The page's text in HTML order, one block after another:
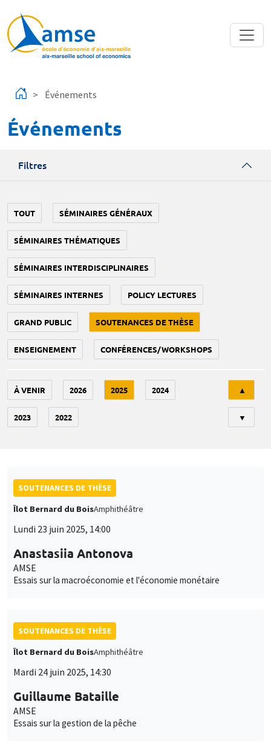
Événements
Événements
Filtres
TOUT SÉMINAIRES GÉNÉRAUX
SÉMINAIRES THÉMATIQUES
SÉMINAIRES INTERDISCIPLINAIRES
SÉMINAIRES INTERNES POLICY LECTURES
GRAND PUBLIC SOUTENANCES DE THÈSE
ENSEIGNEMENT CONFÉRENCES/WORKSHOPS
À VENIR 2026 2025 2024
2023 2022
▲
▼
SOUTENANCES DE THÈSE
Îlot Bernard du BoisAmphithéâtre
Lundi 23 juin 2025, 14:00
Anastasiia Antonova
AMSE
Essais sur la macroéconomie et l'économie monétaire
SOUTENANCES DE THÈSE
Îlot Bernard du BoisAmphithéâtre
Mardi 24 juin 2025, 14:30
Guillaume Bataille
AMSE
Essais sur la gestion de la pêche